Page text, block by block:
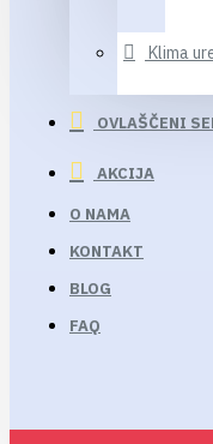
Klima
OVLAŠČENI
AKCIJA
O NAMA
KONTAKT
BLOG
FAQ